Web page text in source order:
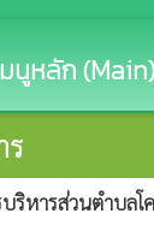
นูหลัก (Main)
ร
ริหารส่วนตำบล